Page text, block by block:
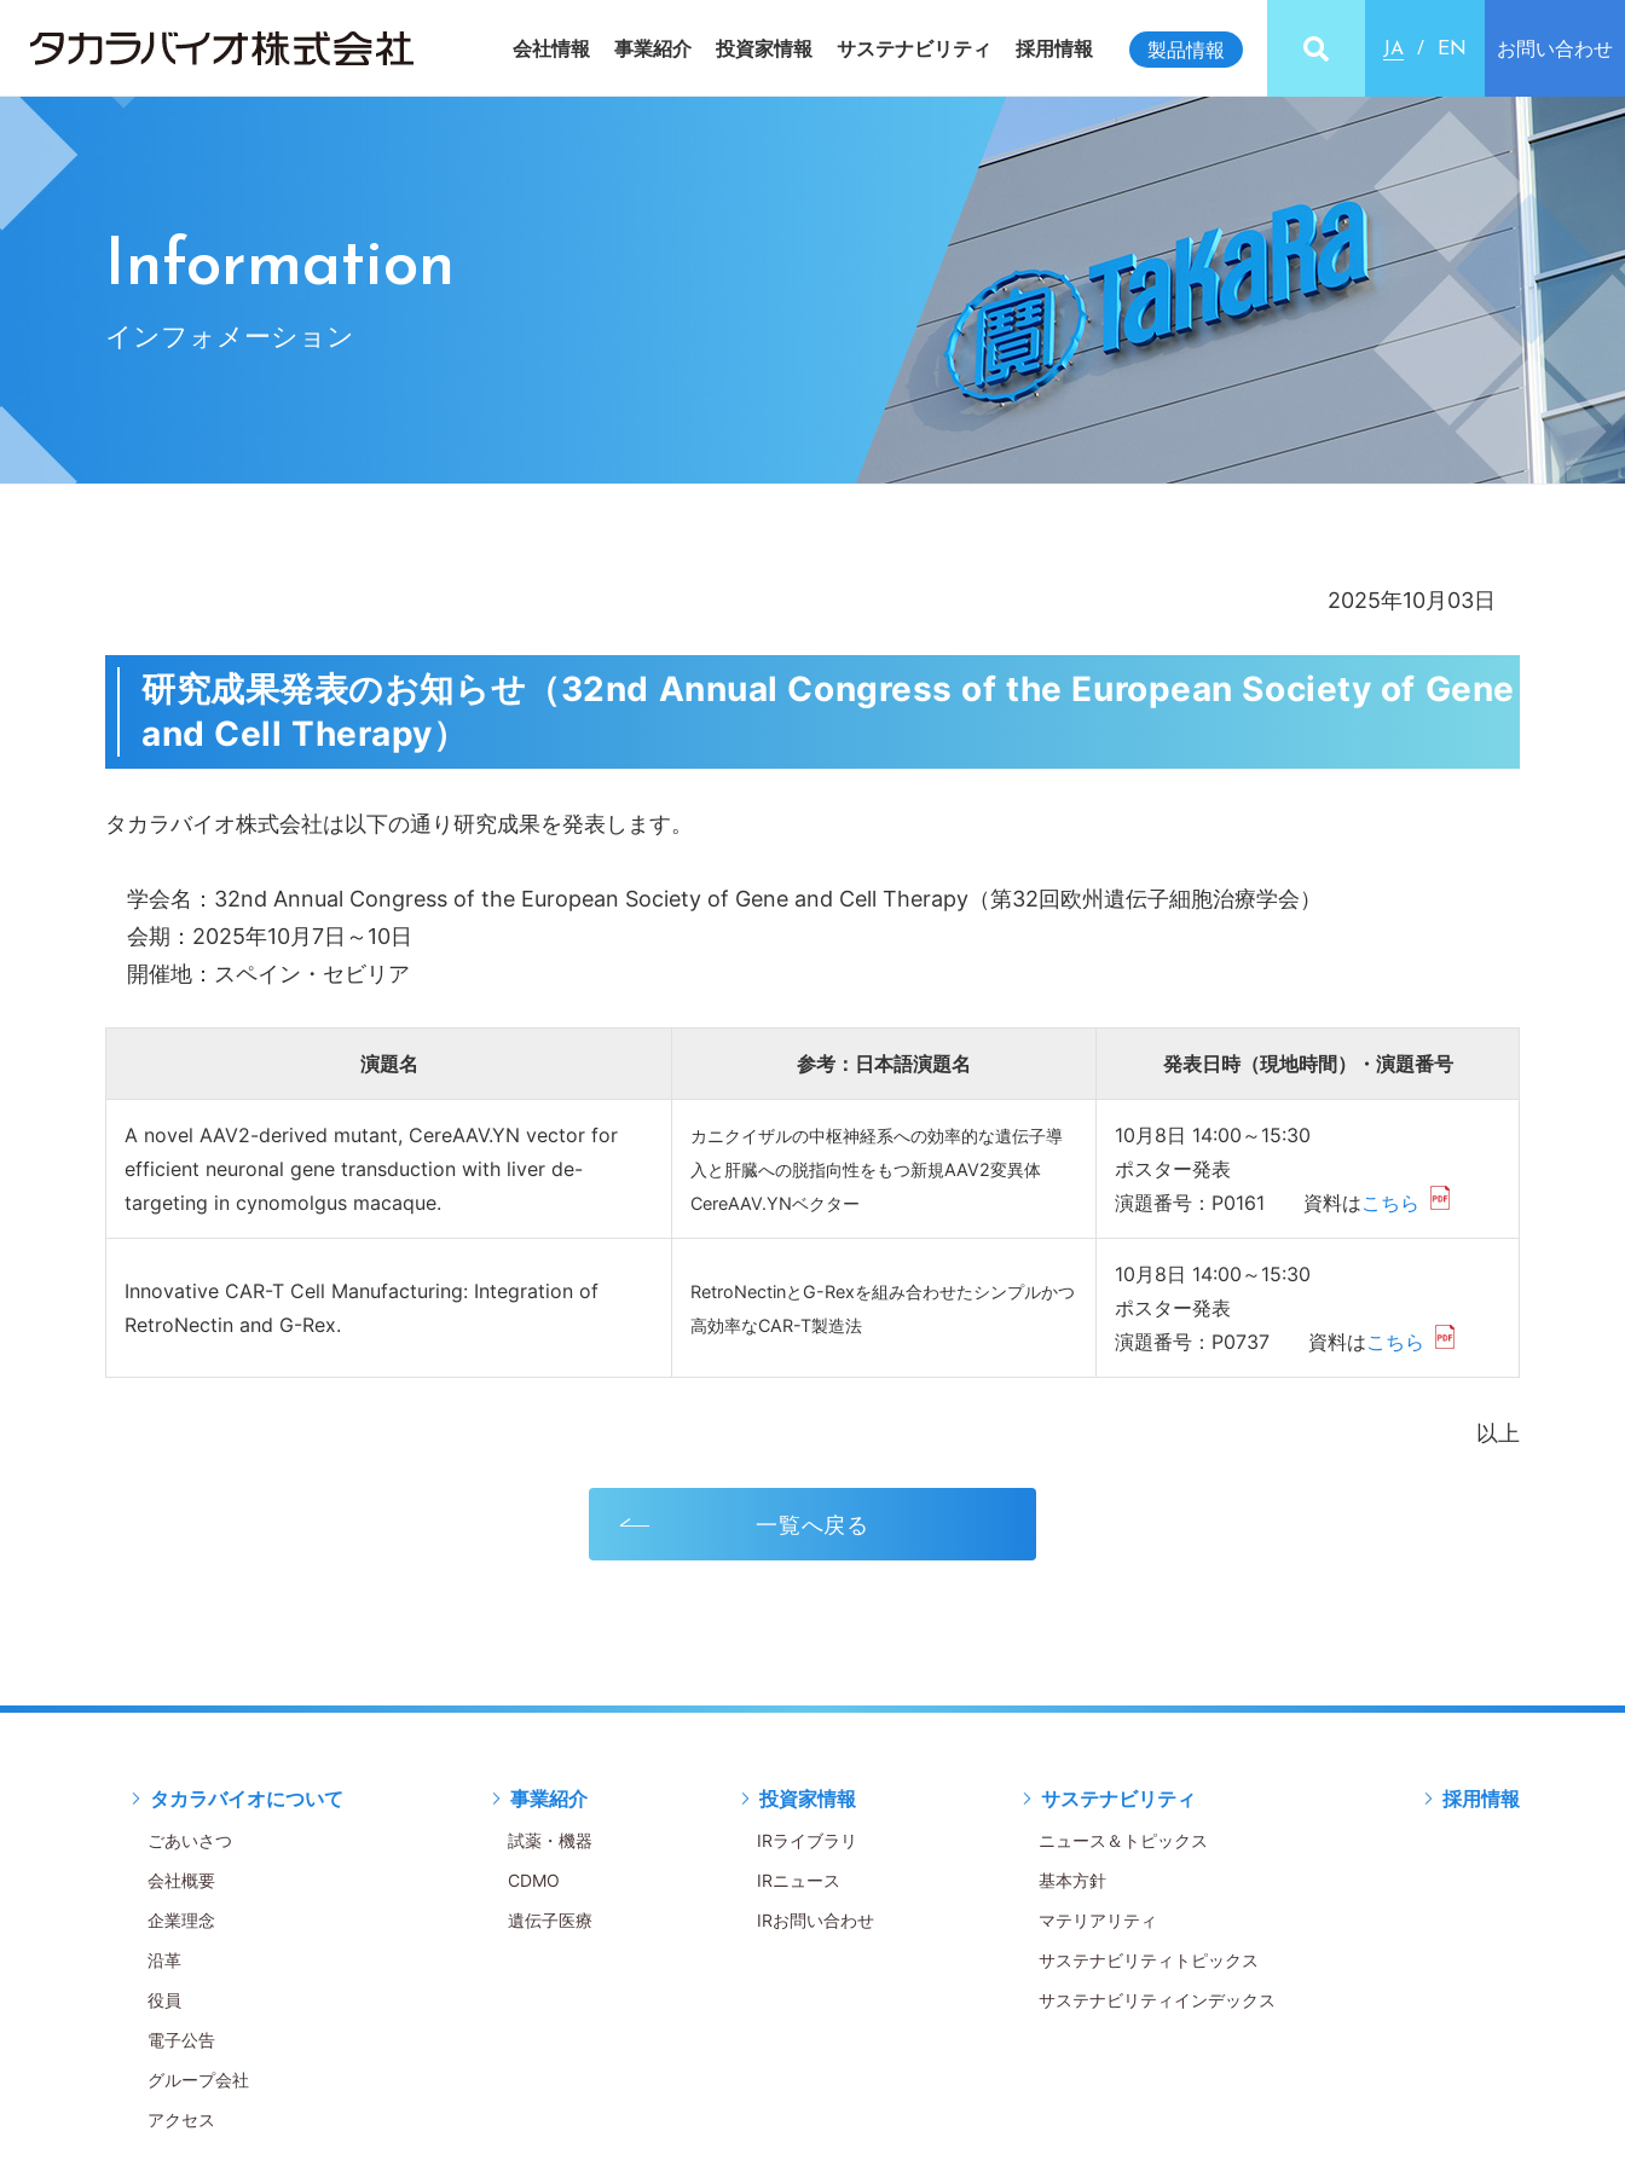
Information
インフォメーション
2025年10月03日
研究成果発表のお知らせ（32nd Annual Congress of the European Society of Gene
and Cell Therapy）
タカラバイオ株式会社は以下の通り研究成果を発表します。
学会名：32nd Annual Congress of the European Society of Gene and Cell Therapy（第32回欧州遺伝子細胞治療学会）
会期：2025年10月7日～10日
開催地：スペイン・セビリア
演題名 参考：日本語演題名 発表日時（現地時間）・演題番号
A novel AAV2-derived mutant, CereAAV.YN vector for
efficient neuronal gene transduction with liver de-
targeting in cynomolgus macaque.
カニクイザルの中枢神経系への効率的な遺伝子導
入と肝臓への脱指向性をもつ新規AAV2変異体
CereAAV.YNベクター
10月8日 14:00～15:30
ポスター発表
演題番号：P0161 資料はこちら
Innovative CAR-T Cell Manufacturing: Integration of
RetroNectin and G-Rex.
RetroNectinとG-Rexを組み合わせたシンプルかつ
高効率なCAR-T製造法
10月8日 14:00～15:30
ポスター発表
演題番号：P0737 資料はこちら
以上
一覧へ戻る
タカラバイオについて
ごあいさつ
会社概要
企業理念
沿革
役員
電子公告
グループ会社
アクセス
事業紹介
試薬・機器
CDMO
遺伝子医療
投資家情報
IRライブラリ
IRニュース
IRお問い合わせ
サステナビリティ
ニュース＆トピックス
基本方針
マテリアリティ
サステナビリティトピックス
サステナビリティインデックス
採用情報
製品情報 JA EN お問い合わせ
ごあいさつ グループ会社
会社情報
試薬・機器
事業紹介
IRライブラリ IRニュース
投資家情報
ニュース＆トピックス 基本方針 サステナビリティインデックス
サステナビリティ 採用情報